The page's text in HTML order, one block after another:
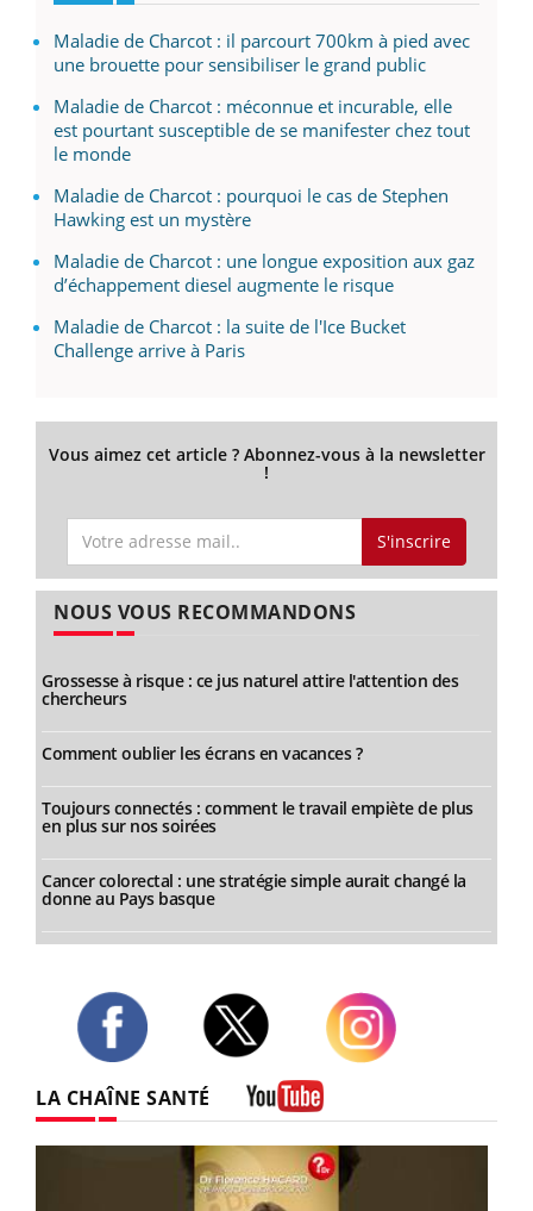
Maladie de Charcot : il parcourt 700km à pied avec
une brouette pour sensibiliser le grand public
Maladie de Charcot : méconnue et incurable, elle
est pourtant susceptible de se manifester chez tout
le monde
Maladie de Charcot : pourquoi le cas de Stephen
Hawking est un mystère
Maladie de Charcot : une longue exposition aux gaz
d’échappement diesel augmente le risque
Maladie de Charcot : la suite de l'Ice Bucket
Challenge arrive à Paris
Vous aimez cet article ? Abonnez-vous à la newsletter
!
S'inscrire
NOUS VOUS RECOMMANDONS
Grossesse à risque : ce jus naturel attire l'attention des
chercheurs
Comment oublier les écrans en vacances ?
Toujours connectés : comment le travail empiète de plus
en plus sur nos soirées
Cancer colorectal : une stratégie simple aurait changé la
donne au Pays basque
LA CHAÎNE SANTÉ